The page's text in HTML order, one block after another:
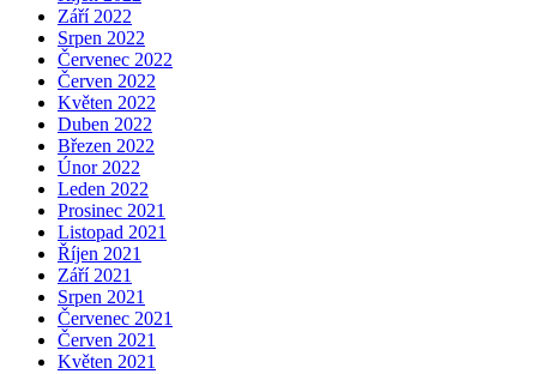
Září 2022
Srpen 2022
Červenec 2022
Červen 2022
Květen 2022
Duben 2022
Březen 2022
Únor 2022
Leden 2022
Prosinec 2021
Listopad 2021
Říjen 2021
Září 2021
Srpen 2021
Červenec 2021
Červen 2021
Květen 2021